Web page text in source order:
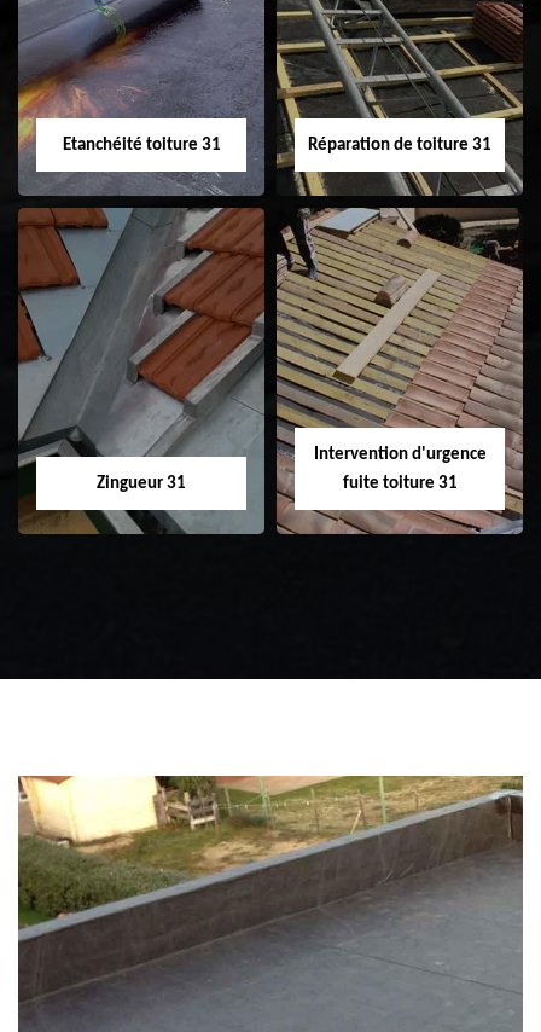
31
demoussage de
toiture 31
Etanchéité toiture 31
Etanchéité toiture
31
Réparation de toiture 31
Réparation de
toiture 31
Zingueur 31
Intervention d'urgence
fuite toiture 31